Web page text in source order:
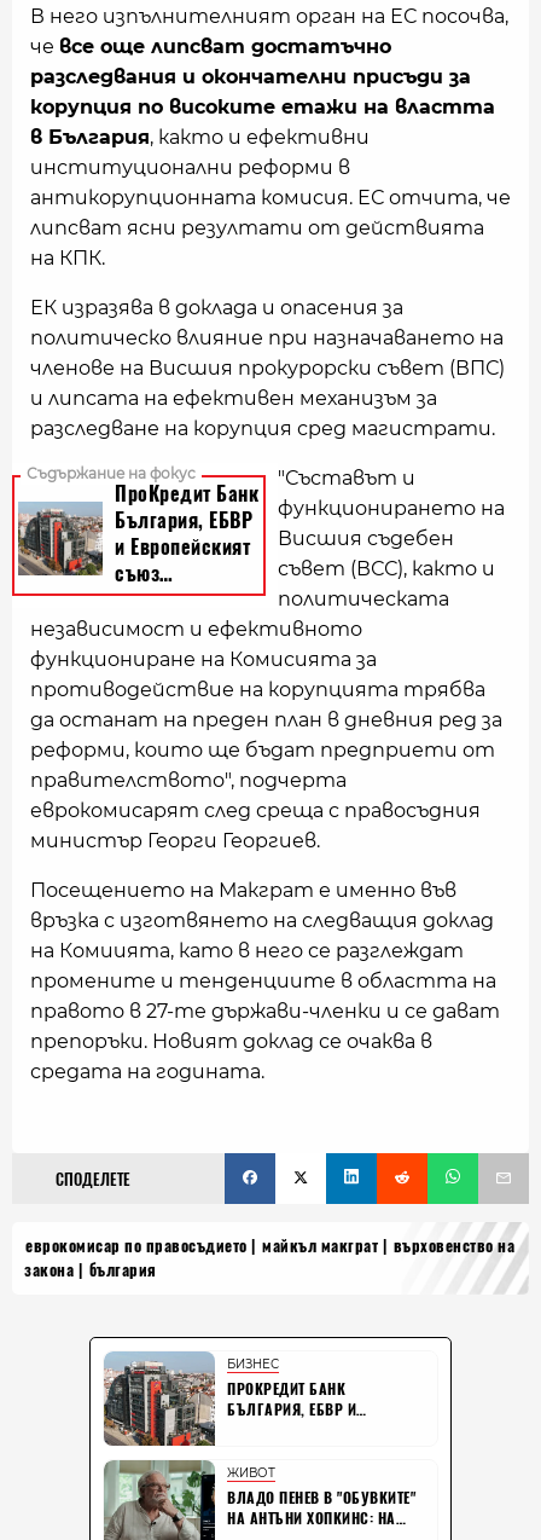
В него изпълнителният орган на ЕС посочва,
че все още липсват достатъчно
разследвания и окончателни присъди за
корупция по високите етажи на властта
в България, както и ефективни
институционални реформи в
антикорупционната комисия. ЕС отчита, че
липсват ясни резултати от действията
на КПК.
ЕК изразява в доклада и опасения за
политическо влияние при назначаването на
членове на Висшия прокурорски съвет (ВПС)
и липсата на ефективен механизъм за
разследване на корупция сред магистрати.
"Съставът и
функционирането на
Висшия съдебен
съвет (ВСС), както и
политическата
независимост и ефективното
функциониране на Комисията за
противодействие на корупцията трябва
да останат на преден план в дневния ред за
реформи, които ще бъдат предприети от
правителството", подчерта
еврокомисарят след среща с правосъдния
министър Георги Георгиев.
Посещението на Макграт е именно във
връзка с изготвянето на следващия доклад
на Комиията, като в него се разглеждат
промените и тенденциите в областта на
правото в 27-те държави-членки и се дават
препоръки. Новият доклад се очаква в
средата на годината.
СПОДЕЛЕТЕ
еврокомисар по правосъдието майкъл макграт
върховенство на
закона
българия